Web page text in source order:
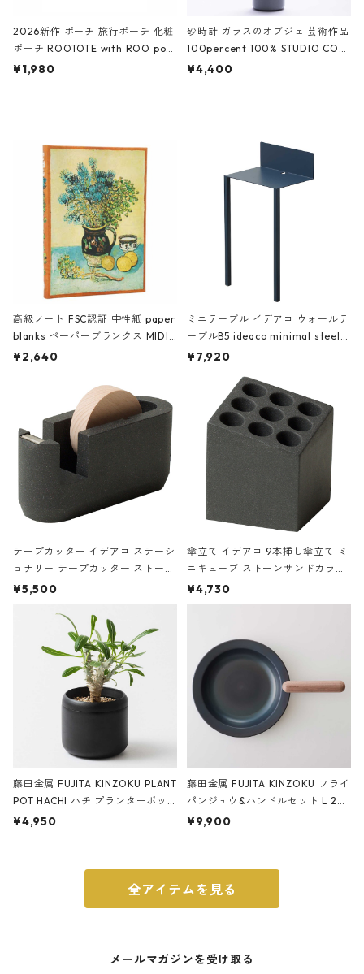
2026新作 ポーチ 旅行ポーチ 化粧
ポーチ ROOTOTE with ROO pou
ch 3532 ルートート WR.ポーチ.ラ
¥1,980
砂時計 ガラスのオブジェ 芸術作品
100percent 100% STUDIO COH
AKU Timeless 100パーセント ス
¥4,400
高級ノート FSC認証 中性紙 paper
blanks ペーパーブランクス MIDI
ハードカバー 罫線 ヴァン・ゴッホ
¥2,640
ミニテーブル イデアコ ウォールテ
ーブルB5 ideaco minimal steel f
urniture WALL Table B5 ネイビー
¥7,920
テープカッター イデアコ ステーシ
ョナリー テープカッター ストーン
サンドカラー 石調 ideaco Station
¥5,500
傘立て イデアコ 9本挿し傘立て ミ
ニキューブ ストーンサンドカラー
石調 ideaco Umbrella Stand CUB
E ストーンサンドブラック
¥4,730
藤田金属 FUJITA KINZOKU PLANT
POT HACHI ハチ プランターポッ
ト 3号 ブラック
¥4,950
藤田金属 FUJITA KINZOKU フライ
パンジュウ&ハンドルセット L 24c
m ガス火・IH対応 鉄フライパン
¥9,900
全アイテムを見る
メールマガジンを受け取る